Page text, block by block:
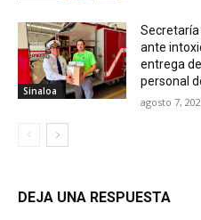
Sinaloa
ante
entrega
personal
agosto 7,
DEJA UNA RESPUESTA